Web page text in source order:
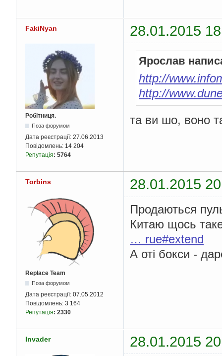
FakiNyan 28.01.2015
Робітниця.
Поза форумом
Дата реєстрації: 27.06.2013
Повідомлень: 14 204
Репутація: 5764
Ярослав
http://
http://
та ви шо, воно
Torbins 28.01.2015
Replace Team
Поза форумом
Дата реєстрації: 07.05.2012
Повідомлень: 3 164
Репутація: 2330
Продаються
Китаю щось
… rue#extend
А оті бокси -
Invader 28.01.2015